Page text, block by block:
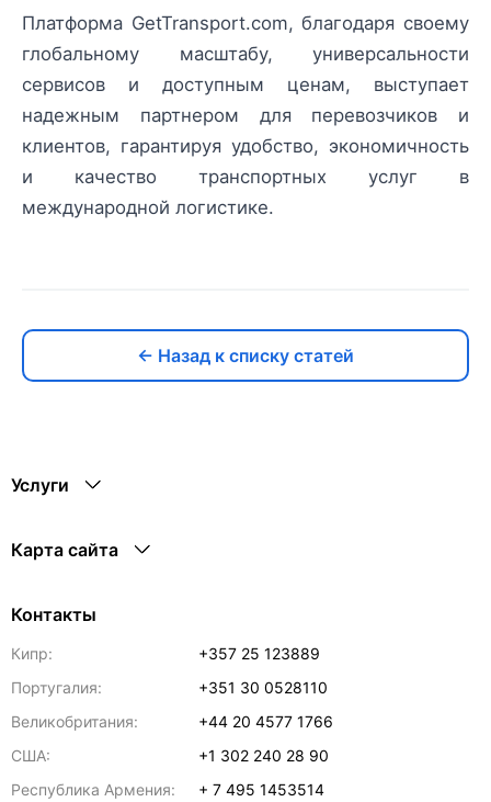
Платформа GetTransport.com, благодаря своему
глобальному масштабу, универсальности
сервисов и доступным ценам, выступает
надежным партнером для перевозчиков и
клиентов, гарантируя удобство, экономичность
и качество транспортных услуг в
международной логистике.
← Назад к списку статей
Услуги
Карта сайта
Контакты
Кипр:
+357 25 123889
Португалия:
+351 30 0528110
Великобритания:
+44 20 4577 1766
США:
+1 302 240 28 90
Республика Армения:
+ 7 495 1453514